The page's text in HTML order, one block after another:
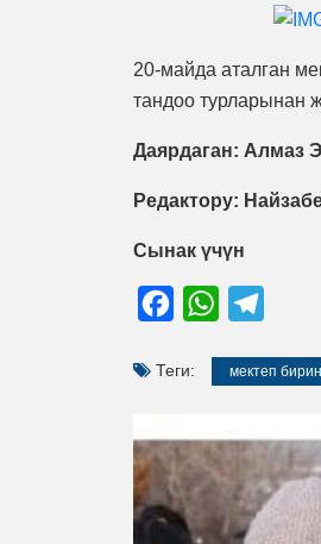
20-майда аталган
тандоо турларынан
Даярдаган: Алмаз
Редактору:
Сынак үчүн
FacebookWhatsApp
Теги: мектеп